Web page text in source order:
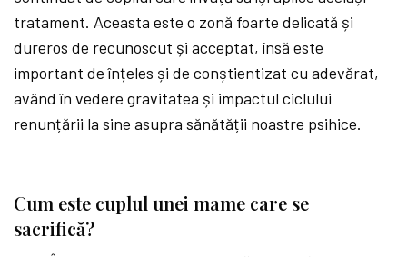
tratament. Aceasta este o zonă foarte delicată și
dureros de recunoscut și acceptat, însă este
important de înțeles și de conștientizat cu adevărat,
având în vedere gravitatea și impactul ciclului
renunțării la sine asupra sănătății noastre psihice.
Cum este cuplul unei mame care se
sacrifică?